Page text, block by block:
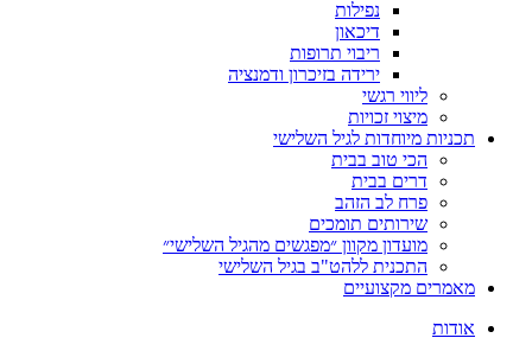
ריבוי תרופות
ירידה בזיכרון ודמנציה
מיצוי זכויות
מיוחדות לגיל השלישי
הכי טוב בבית
דרים בבית
פרח לב הזהב
שירותים תומכים
מועדון מקוון ״מפגשים מהגיל השלישי״
התכנית ללהט"ב בגיל השלישי
מקצועיים